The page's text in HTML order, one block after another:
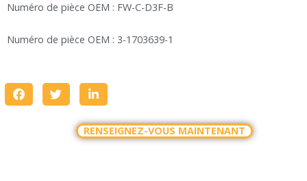
Numéro de pièce OEM : FW-C-D3F-B
Numéro de pièce OEM : 3-1703639-1
RENSEIGNEZ-VOUS MAINTENANT